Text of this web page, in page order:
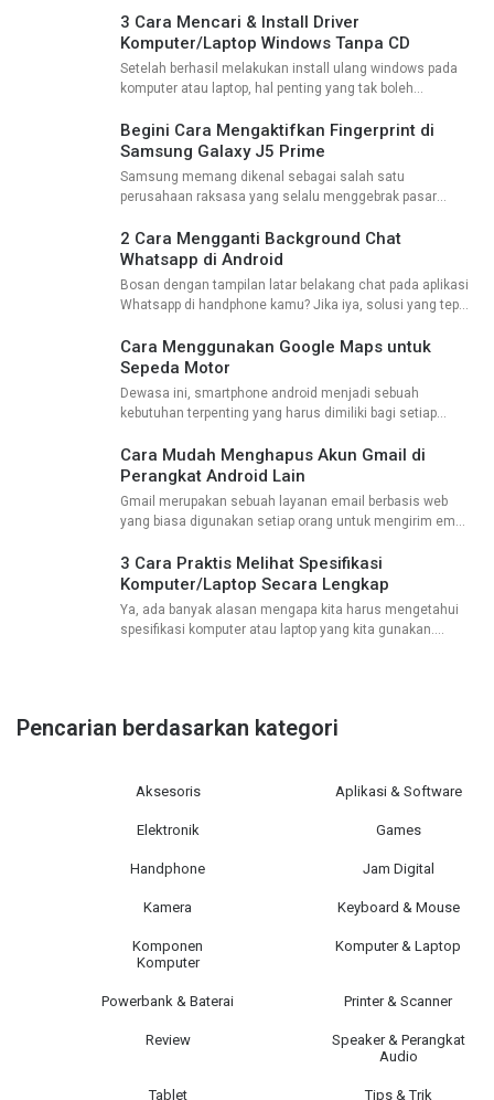
Konsol yang sempat populer pada zamannya ini telah
3 Cara Mencari & Install Driver
Komputer/Laptop Windows Tanpa CD
Setelah berhasil melakukan install ulang windows pada
komputer atau laptop, hal penting yang tak boleh
dibutuhkan. Hal ini sebenarnya sangat mudah dilakukan
kalau kita
Begini Cara Mengaktifkan Fingerprint di
Samsung Galaxy J5 Prime
Samsung memang dikenal sebagai salah satu
perusahaan raksasa yang selalu menggebrak pasar
pintar. Seperti halnya dalam seri J5, ponsel pintar tersebut
mengalami beberapa perubahan
2 Cara Mengganti Background Chat
Whatsapp di Android
Bosan dengan tampilan latar belakang chat pada aplikasi
Whatsapp di handphone kamu? Jika iya, solusi yang tepat
aplikasi WA milikmu dengan berbagai foto dari galeri
Cara Menggunakan Google Maps untuk
Sepeda Motor
Dewasa ini, smartphone android menjadi sebuah
kebutuhan terpenting yang harus dimiliki bagi setiap
sebuah tempat namun tidak tahu jalannya, tentu bisa
mengandalkan aplikasi
Cara Mudah Menghapus Akun Gmail di
Perangkat Android Lain
Gmail merupakan sebuah layanan email berbasis web
yang biasa digunakan setiap orang untuk mengirim email
Mail sendiri disediakan secara gratis oleh
3 Cara Praktis Melihat Spesifikasi
Komputer/Laptop Secara Lengkap
Ya, ada banyak alasan mengapa kita harus mengetahui
spesifikasi komputer atau laptop yang kita gunakan.
Pencarian berdasarkan kategori
Aksesoris Aplikasi & Software
Elektronik Games
Handphone Jam Digital
Kamera Keyboard & Mouse
Komponen
Komputer
Komputer & Laptop
Powerbank & Baterai Printer & Scanner
Review
Speaker & Perangkat
Audio
Tablet Tips & Trik